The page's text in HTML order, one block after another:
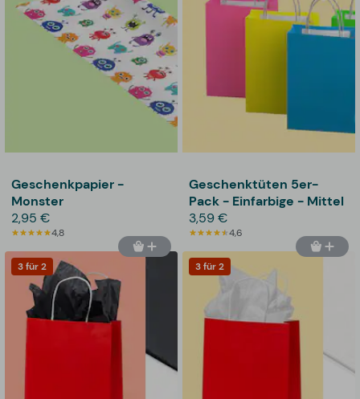
Geschenkpapier -
Monster
2,95 €
4,8
Geschenktüten 5er-
Pack - Einfarbige - Mittel
3,59 €
4,6
3 für 2 3 für 2